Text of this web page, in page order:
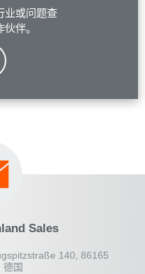
业或问题查
伴。
Sales
140, 86165
德国